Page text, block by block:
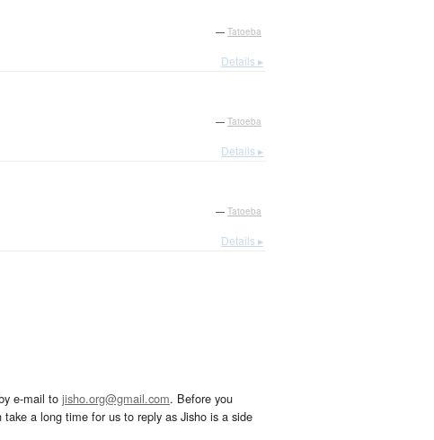
— Tatoeba
Details ▸
— Tatoeba
Details ▸
— Tatoeba
Details ▸
e-mail to jisho.org@gmail.com. Before you
a long time for us to reply as Jisho is a side